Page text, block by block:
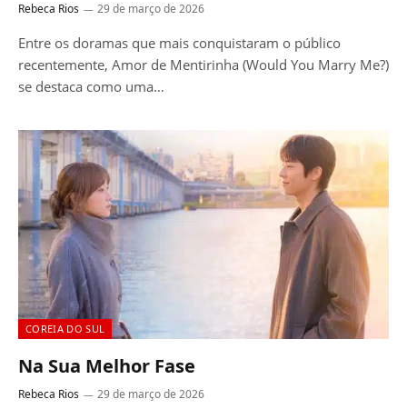
Rebeca Rios 29 de março de 2026
Entre os doramas que mais conquistaram o público
recentemente, Amor de Mentirinha (Would You Marry Me?)
se destaca como uma…
COREIA DO SUL
Na Sua Melhor Fase
Rebeca Rios 29 de março de 2026